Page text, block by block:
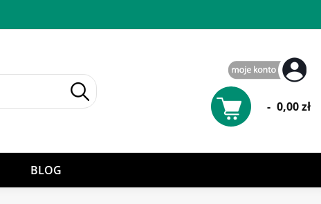
- 0,00 zł
BLOG